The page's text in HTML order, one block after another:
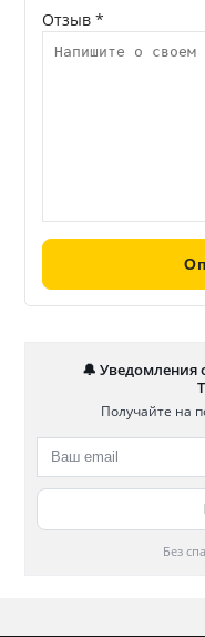
Отзыв *
🔔
Получайте на
Без